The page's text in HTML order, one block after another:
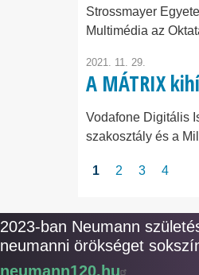
Strossmayer
Multimédia az
2021. 11. 29.
A MÁTRIX
Vodafone Digitális
szakosztály és a
Oldalszámozás
Jelenlegi
1 Page
2 Page
3 Page
4
2023-ban Neumann
neumanni örökséget
neumann120.hu